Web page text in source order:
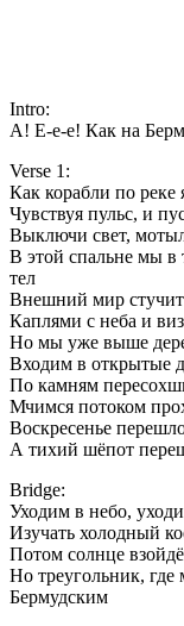
Intro:
А! Е-е-е! Как на
Verse 1:
Как корабли по реке
Чувствуя пульс, и
Выключи свет,
В этой спальне мы
тел
Внешний мир
Каплями с неба и
Но мы уже выше
Входим в открытые
По камням
Мчимся потоком
Воскресенье
А тихий шёпот
Bridge:
Уходим в небо,
Изучать холодный
Потом солнце
Но треугольник,
Бермудским